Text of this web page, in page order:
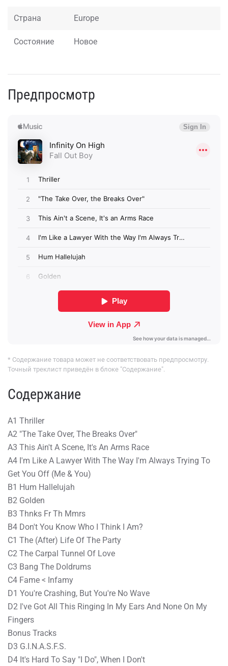
Страна Europe
Состояние Новое
Предпросмотр
* Содержание товара может не соответствовать предпросмотру.
Точный треклист приведён в блоке "Содержание".
Содержание
A1 Thriller
A2 "The Take Over, The Breaks Over"
A3 This Ain't A Scene, It's An Arms Race
A4 I'm Like A Lawyer With The Way I'm Always Trying To
Get You Off (Me & You)
B1 Hum Hallelujah
B2 Golden
B3 Thnks Fr Th Mmrs
B4 Don't You Know Who I Think I Am?
C1 The (After) Life Of The Party
C2 The Carpal Tunnel Of Love
C3 Bang The Doldrums
C4 Fame < Infamy
D1 You're Crashing, But You're No Wave
D2 I've Got All This Ringing In My Ears And None On My
Fingers
Bonus Tracks
D3 G.I.N.A.S.F.S.
D4 It's Hard To Say "I Do", When I Don't